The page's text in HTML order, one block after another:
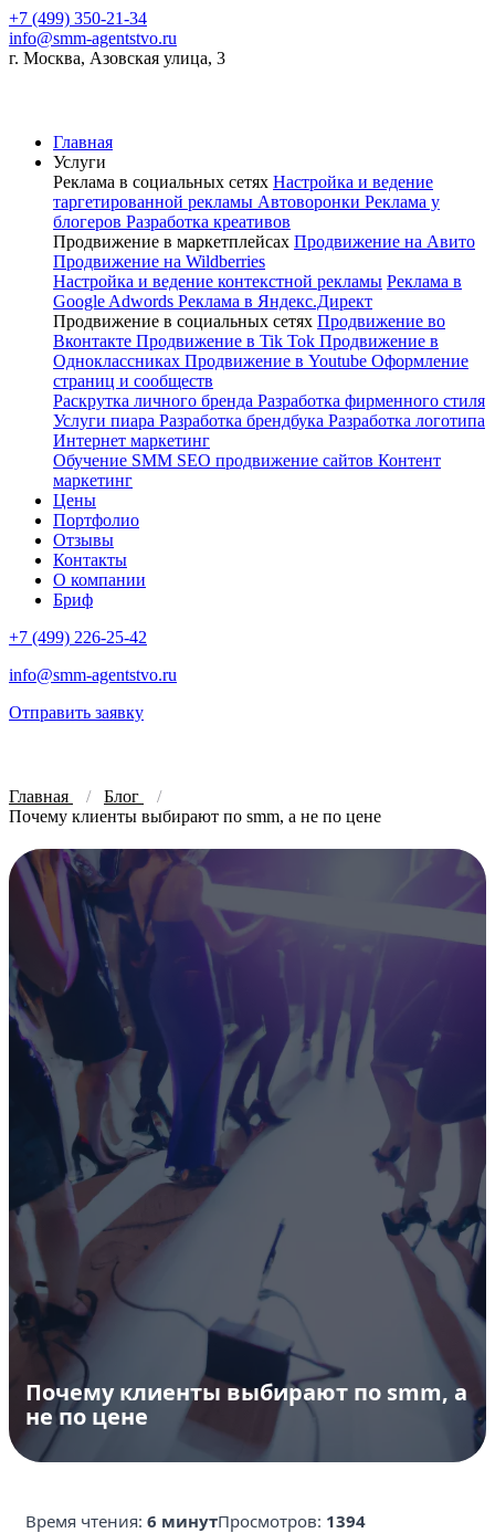
+7 (499) 350-21-34
info@smm-agentstvo.ru
г. Москва, Азовская улица, 3
Главная
Услуги
Реклама в социальных сетях Настройка и ведение
таргетированной рекламы Автоворонки Реклама у
блогеров Разработка креативов
Продвижение в маркетплейсах Продвижение на Авито
Продвижение на Wildberries
Настройка и ведение контекстной рекламы Реклама в
Google Adwords Реклама в Яндекс.Директ
Продвижение в социальных сетях Продвижение во
Вконтакте Продвижение в Tik Tok Продвижение в
Одноклассниках Продвижение в Youtube Оформление
страниц и сообществ
Раскрутка личного бренда Разработка фирменного стиля
Услуги пиара Разработка брендбука Разработка логотипа
Интернет маркетинг
Обучение SMM SEO продвижение сайтов Контент
маркетинг
Цены
Портфолио
Отзывы
Контакты
О компании
Бриф
+7 (499) 226-25-42
info@smm-agentstvo.ru
Отправить заявку
Главная
Блог
Почему клиенты выбирают по smm, а не по цене
Почему клиенты выбирают по smm, а
не по цене
Время чтения: 6 минутПросмотров: 1394